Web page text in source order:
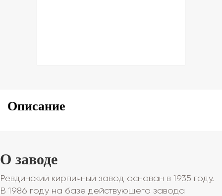
Описание
О заводе
Ревдинский кирпичный завод основан в 1935 году.
В 1986 году на базе действующего завода